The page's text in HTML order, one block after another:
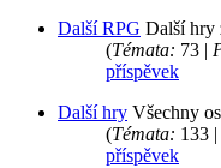
Další RPG Další hry
(Témata: 73 |
příspěvek
Další hry Všechny
(Témata: 133 |
příspěvek